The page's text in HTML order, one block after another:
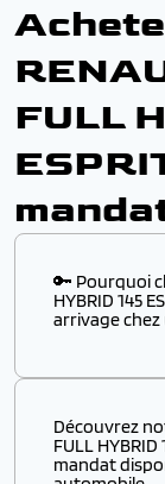
FULL
🔑 Pourquoi
HYBRID 145
arrivage
Choisir ce
✔️ D’obtenir
sans
Découvrez
FULL
mandat